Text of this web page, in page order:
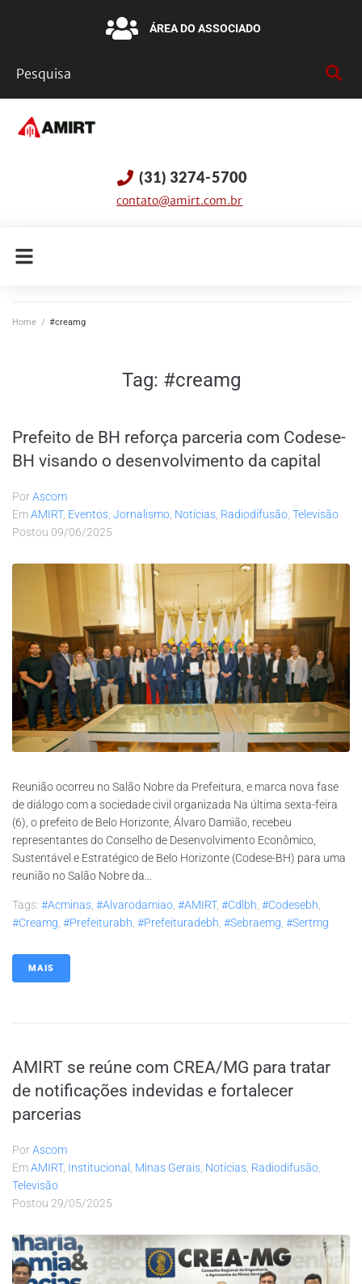
ÁREA DO ASSOCIADO
(31) 3274-5700
contato@amirt.com.br
Home / #creamg
Tag: #creamg
Prefeito de BH reforça parceria com Codese-
BH visando o desenvolvimento da capital
PorAscom
EmAMIRT, Eventos Jornalismo Notícias Radiodifusão Televisão
Postou 09/06/2025
Reunião ocorreu no Salão Nobre da Prefeitura, e marca nova fase
de diálogo com a sociedade civil organizada Na última sexta-feira
(6), o prefeito de Belo Horizonte, Álvaro Damião, recebeu
representantes do Conselho de Desenvolvimento Econômico,
Sustentável e Estratégico de Belo Horizonte (Codese-BH) para uma
reunião no Salão Nobre da...
Tags: #acminas #alvarodamiao #AMIRT, #cdlbh #codesebh
#creamg #prefeiturabh #prefeituradebh #sebraemg #sertmg
MAIS
AMIRT se reúne com CREA/MG para tratar
de notificações indevidas e fortalecer
parcerias
PorAscom
EmAMIRT, Institucional Minas Gerais Notícias Radiodifusão
Televisão
Postou 29/05/2025